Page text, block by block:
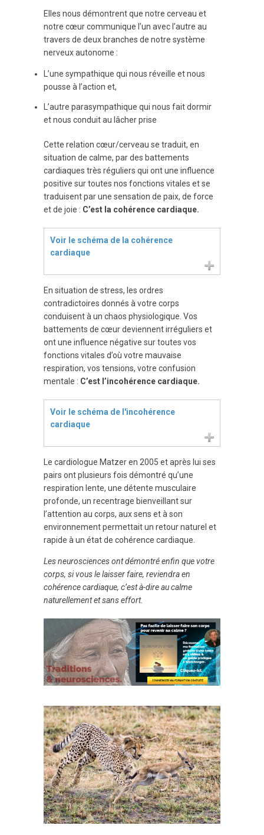
Elles nous démontrent que notre cerveau et
notre cœur communique l’un avec l’autre au
travers de deux branches de notre système
nerveux autonome :
L’une sympathique qui nous réveille et nous
pousse à l’action et,
L’autre parasympathique qui nous fait dormir
et nous conduit au lâcher prise
Cette relation cœur/cerveau se traduit, en
situation de calme, par des battements
cardiaques très réguliers qui ont une influence
positive sur toutes nos fonctions vitales et se
traduisent par une sensation de paix, de force
et de joie : C’est la cohérence cardiaque.
Voir le schéma de la cohérence
cardiaque
En situation de stress, les ordres
contradictoires donnés à votre corps
conduisent à un chaos physiologique. Vos
battements de cœur deviennent irréguliers et
ont une influence négative sur toutes vos
fonctions vitales d’où votre mauvaise
respiration, vos tensions, votre confusion
mentale : C’est l’incohérence cardiaque.
Voir le schéma de l'incohérence
cardiaque
Le cardiologue Matzer en 2005 et après lui ses
pairs ont plusieurs fois démontré qu’une
respiration lente, une détente musculaire
profonde, un recentrage bienveillant sur
l’attention au corps, aux sens et à son
environnement permettait un retour naturel et
rapide à un état de cohérence cardiaque.
Les neurosciences ont démontré enfin que votre
corps, si vous le laisser faire, reviendra en
cohérence cardiaque, c’est à-dire au calme
naturellement et sans effort.